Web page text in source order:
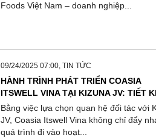
Foods Việt Nam – doanh nghiệp...
09/24/2025 07:00, TIN TỨC
HÀNH TRÌNH PHÁT TRIỂN COASIA
ITSWELL VINA TẠI KIZUNA JV: TIẾT
Bằng việc lựa chọn quan hệ đối tác với
JV, Coasia Itswell Vina không chỉ đẩy
quá trình đi vào hoạt...